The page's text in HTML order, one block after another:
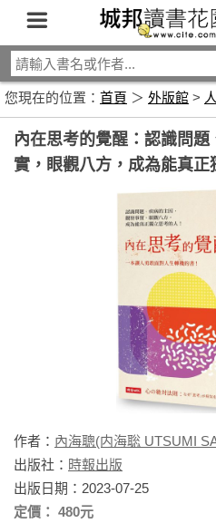
您現在的位置： 首頁 ＞ 外版館 >
內在思考的覺醒：認識問
實，眼觀八方，成為能真正
作者： 內海聰(内海聡 UTSUMI
出版社： 時報出版
出版日期：2023-07-25
定價： 480元